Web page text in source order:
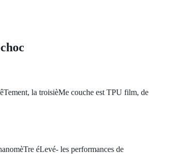
la troisièMe couche est TPU film, de
éLevé- les performances de